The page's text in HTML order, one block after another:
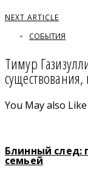
NEXT ARTICLE
СОБЫТИЯ
Тимур
You May also Like
Блинный след:
семьей